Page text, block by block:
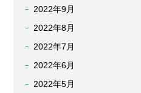
2022年9月
2022年8月
2022年7月
2022年6月
2022年5月